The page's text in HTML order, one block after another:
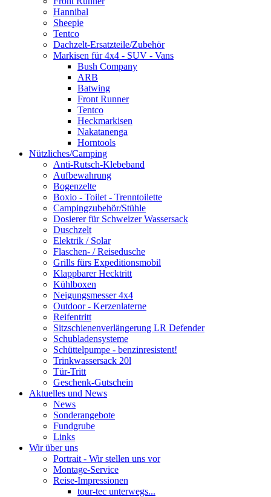
Hannibal
Sheepie
Tentco
Dachzelt-Ersatzteile/Zubehör
Markisen für 4x4 - SUV - Vans
Bush Company
ARB
Batwing
Front Runner
Tentco
Heckmarkisen
Nakatanenga
Horntools
Nützliches/Camping
Anti-Rutsch-Klebeband
Aufbewahrung
Bogenzelte
Boxio - Toilet - Trenntoilette
Campingzubehör/Stühle
Dosierer für Schweizer Wassersack
Duschzelt
Elektrik / Solar
Flaschen- / Reisedusche
Grills fürs Expeditionsmobil
Klappbarer Hecktritt
Kühlboxen
Neigungsmesser 4x4
Outdoor - Kerzenlaterne
Reifentritt
Sitzschienenverlängerung LR Defender
Schubladensysteme
Schüttelpumpe - benzinresistent!
Trinkwassersack 20l
Tür-Tritt
Geschenk-Gutschein
Aktuelles und News
News
Sonderangebote
Fundgrube
Links
Wir über uns
Portrait - Wir stellen uns vor
Montage-Service
Reise-Impressionen
tour-tec unterwegs...